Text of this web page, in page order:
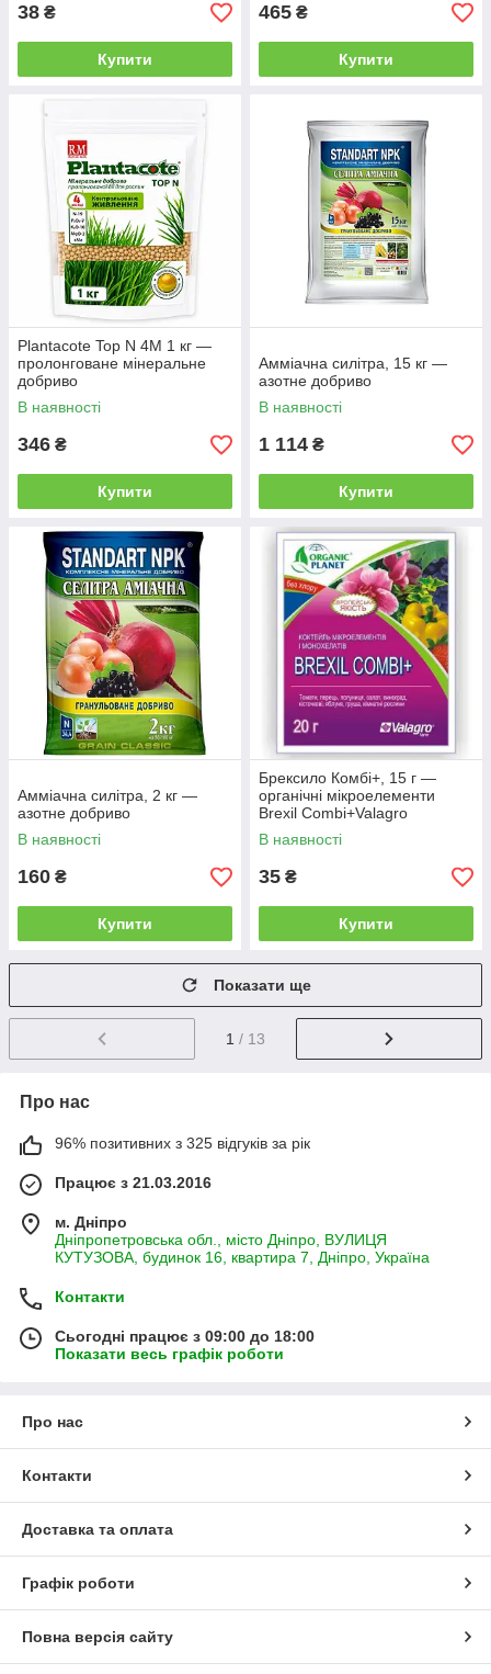
38 ₴
Купити
465 ₴
Купити
Plantacote Top N 4M 1 кг —
пролонговане мінеральне
добриво
В наявності
346 ₴
Купити
Амміачна силітра, 15 кг —
азотне добриво
В наявності
1 114 ₴
Купити
Амміачна силітра, 2 кг —
азотне добриво
В наявності
160 ₴
Купити
Брексило Комбі+, 15 г —
органічні мікроелементи
Brexil Combi+Valagro
В наявності
35 ₴
Купити
Показати ще
1 / 13
Про нас
96% позитивних з 325 відгуків за рік
Працює з 21.03.2016
м. Дніпро
Дніпропетровська обл., місто Дніпро, ВУЛИЦЯ
КУТУЗОВА, будинок 16, квартира 7, Дніпро, Україна
Контакти
Сьогодні працює з 09:00 до 18:00
Показати весь графік роботи
Про нас
Контакти
Доставка та оплата
Графік роботи
Повна версія сайту